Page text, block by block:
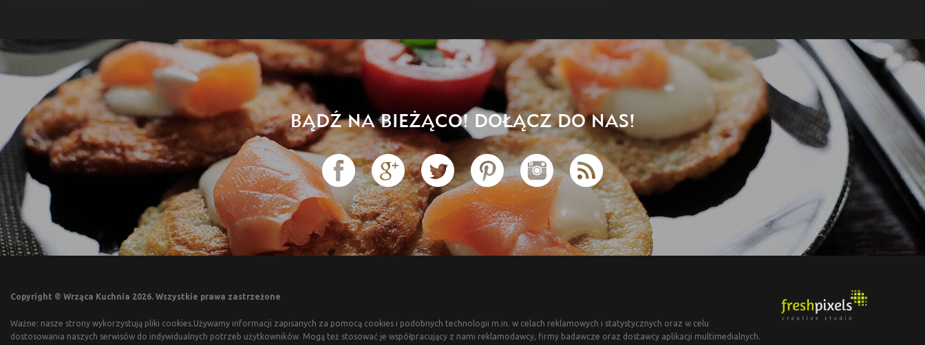
BĄDŹ NA BIEŻĄCO! DOŁĄCZ DO NAS!
Copyright © Wrząca Kuchnia 2026. Wszystkie prawa zastrzeżone
Ważne: nasze strony wykorzystują pliki cookies.Używamy informacji zapisanych za pomocą cookies i podobnych technologii m.in. w celach reklamowych i statystycznych oraz w celu
dostosowania naszych serwisów do indywidualnych potrzeb użytkowników. Mogą też stosować je współpracujący z nami reklamodawcy, firmy badawcze oraz dostawcy aplikacji multimedialnych.